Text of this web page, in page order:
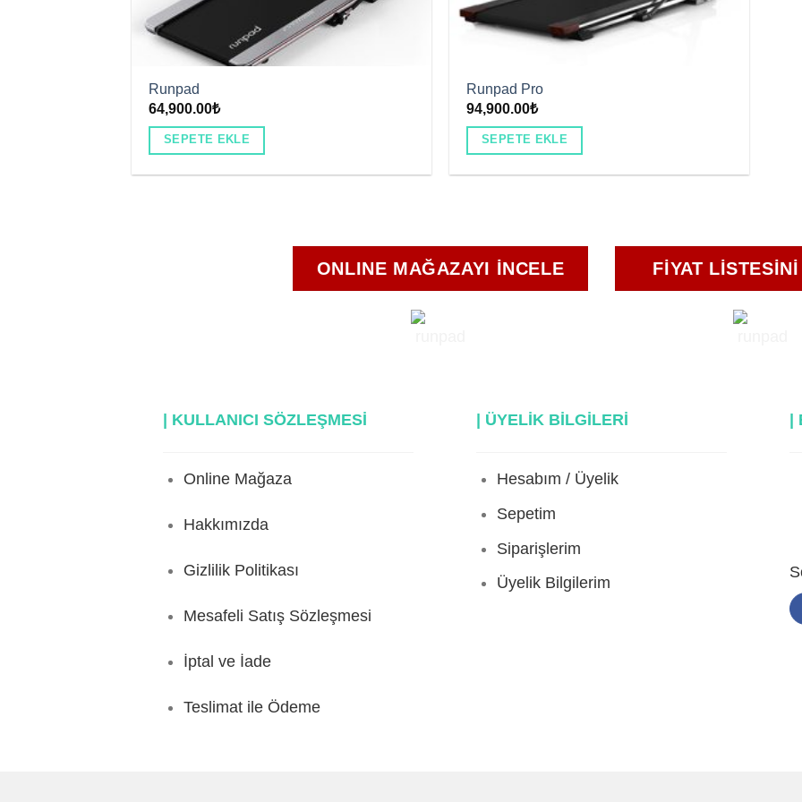
Runpad
64,900.00₺
SEPETE EKLE
Runpad Pro
94,900.00₺
SEPETE EKLE
ONLINE MAĞAZAYI INCELE FIYAT
| KULLANICI SÖZLEŞMESİ
Online Mağaza
Hakkımızda
Gizlilik Politikası
Mesafeli Satış Sözleşmesi
İptal ve İade
Teslimat ile Ödeme
| ÜYELİK BİLGİLERİ
Hesabım / Üyelik
Sepetim
Siparişlerim
Üyelik Bilgilerim
|